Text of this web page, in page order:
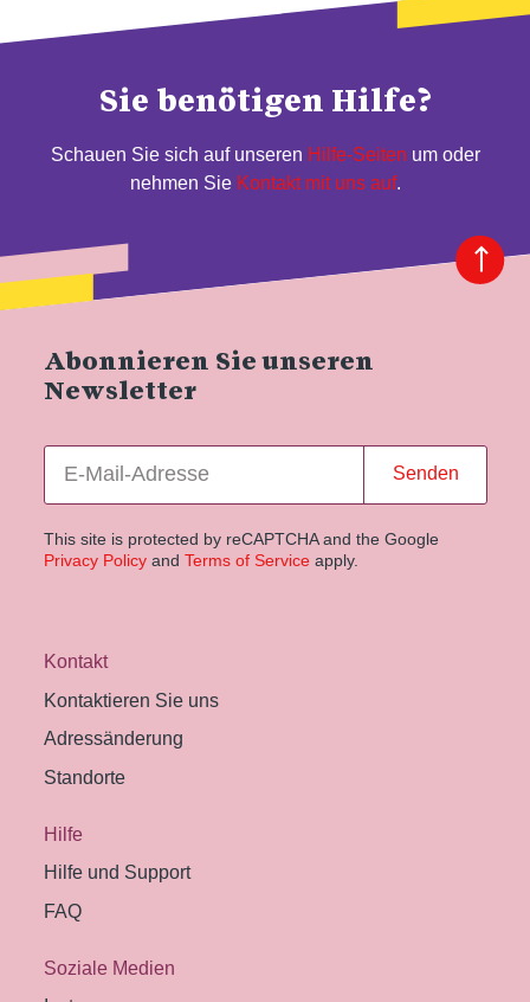
Sie benötigen Hilfe?
Schauen Sie sich auf unseren Hilfe-Seiten um oder
nehmen Sie Kontakt mit uns auf.
Abonnieren Sie unseren
Newsletter
Senden
This site is protected by reCAPTCHA and the Google
Privacy Policyand Terms of Service apply.
Kontakt
Kontaktieren Sie uns
Adressänderung
Standorte
Hilfe
Hilfe und Support
FAQ
Soziale Medien